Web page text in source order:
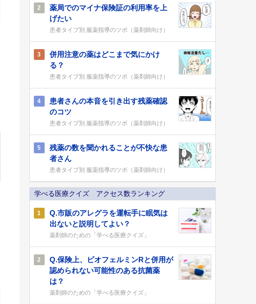
2
薬局でのマイナ保険証の利用率を上
げたい
患者タイプ別 服薬指導のツボ（薬剤師向け）
3
併用注意の薬はどこまで気にかけ
る？
患者タイプ別 服薬指導のツボ（薬剤師向け）
4
患者さんの本音を引き出す残薬確認
のコツ
患者タイプ別 服薬指導のツボ（薬剤師向け）
5
残薬の数を聞かれることが不快な患
者さん
患者タイプ別 服薬指導のツボ（薬剤師向け）
学べる医療クイズ アクセス数ランキング
1
Q.市販のアレグラを運転手に眠気は
出ないと説明してよい？
薬剤師のための「学べる医療クイズ」
2
Q.保険上、ビオフェルミンRと併用が
認められない可能性のある抗菌薬
は？
薬剤師のための「学べる医療クイズ」